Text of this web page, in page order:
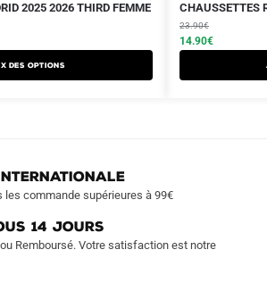
2025 2026 THIRD FEMME
des options
CHAUSSETTES
23.90€
Le
prix
initial
était :
14.90€
Le
prix
actuel
est :
les commande supérieures à 99€
14 JOURS
Remboursé. Votre satisfaction est notre